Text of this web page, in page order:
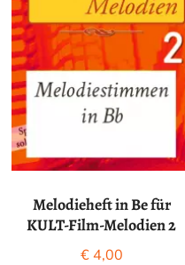
Melodieheft in Be für
KULT-Film-Melodien 2
€4,00